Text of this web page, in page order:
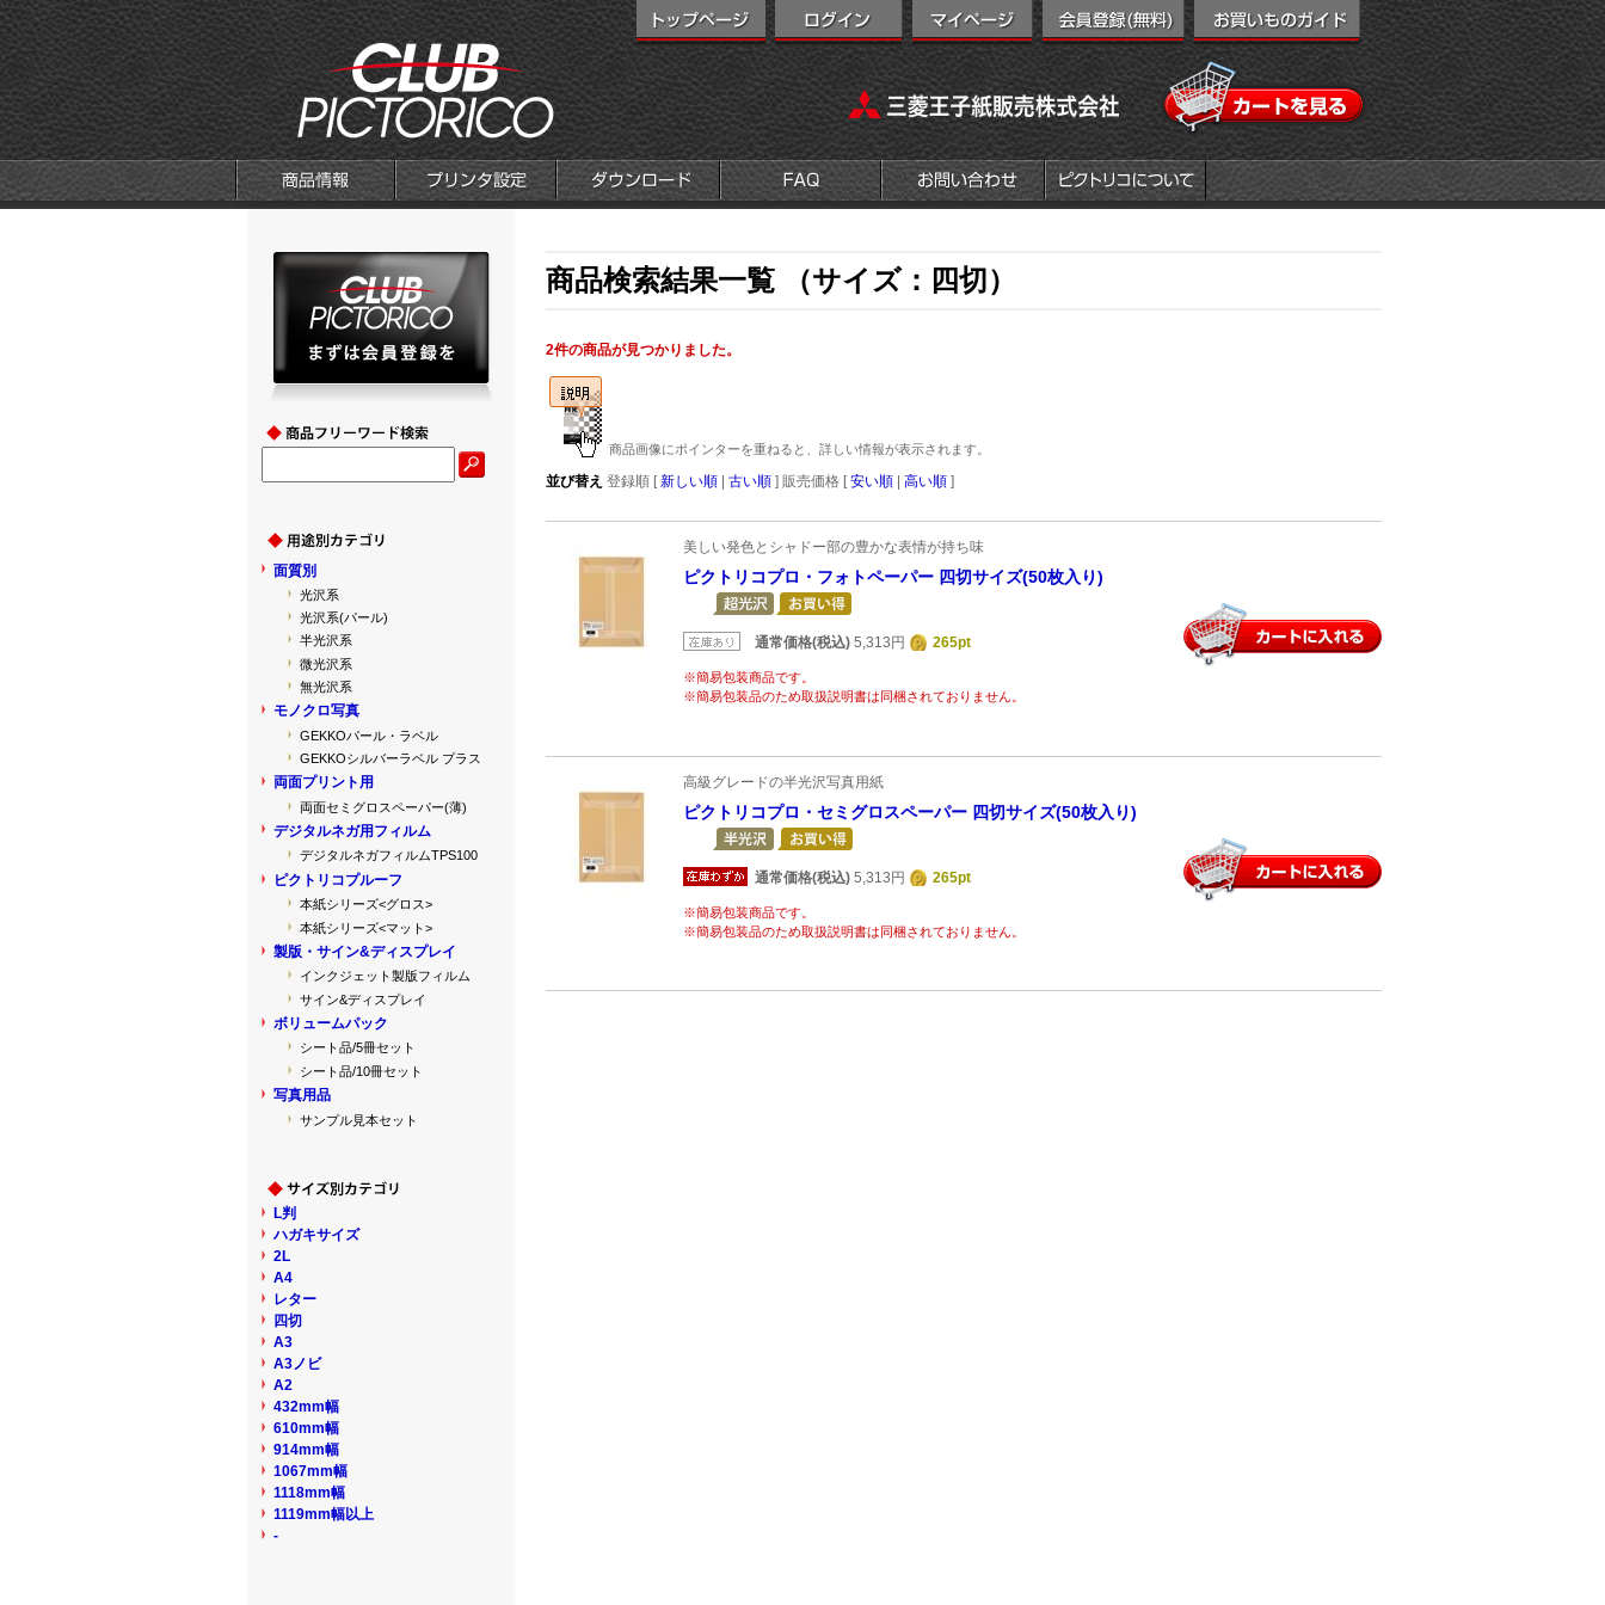
商品検索結果一覧 （サイズ：四切）
2件の商品が見つかりました。
商品画像にポインターを重ねると、詳しい情報が表示されます。
並び替え 登録順 [新しい順 古い順 ] 販売価格 [安い順 高い順 ]
美しい発色とシャドー部の豊かな表情が持ち味
ピクトリコプロ・フォトペーパー 四切サイズ(50枚入り)
通常価格(税込) 5,313円 265pt
※簡易包装商品です。
※簡易包装品のため取扱説明書は同梱されておりません。
高級グレードの半光沢写真用紙
ピクトリコプロ・セミグロスペーパー 四切サイズ(50枚入り)
通常価格(税込) 5,313円 265pt
※簡易包装商品です。
※簡易包装品のため取扱説明書は同梱されておりません。
面質別
光沢系
光沢系(パール)
半光沢系
微光沢系
無光沢系
モノクロ写真
GEKKOパール・ラベル
GEKKOシルバーラベル プラス
両面プリント用
両面セミグロスペーパー(薄)
デジタルネガ用フィルム
デジタルネガフィルムTPS100
ピクトリコプルーフ
本紙シリーズ<グロス>
本紙シリーズ<マット>
製版・サイン&ディスプレイ
インクジェット製版フィルム
サイン&ディスプレイ
ボリュームパック
シート品/5冊セット
シート品/10冊セット
写真用品
サンプル見本セット
L判
ハガキサイズ
2L
A4
レター
四切
A3
A3ノビ
A2
432mm幅
610mm幅
914mm幅
1067mm幅
1118mm幅
1119mm幅以上
-